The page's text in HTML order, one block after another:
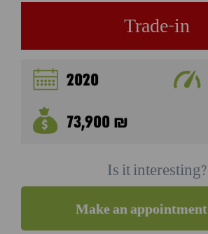
Trade-in
2020
73,900 ₪
Is it interesting?
Make an appointment